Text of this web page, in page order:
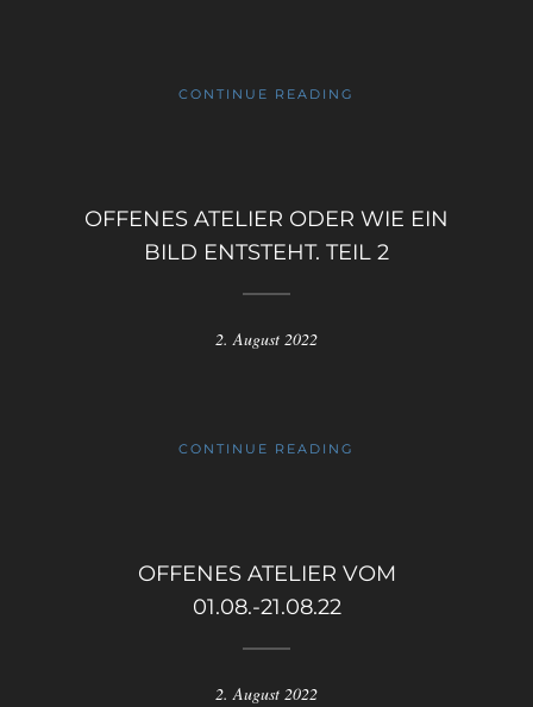
CONTINUE READING
OFFENES ATELIER ODER WIE EIN
BILD ENTSTEHT. TEIL 2
2. August 2022
CONTINUE READING
OFFENES ATELIER VOM
01.08.-21.08.22
2. August 2022